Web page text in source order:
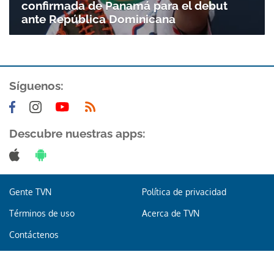
Gracias por suscribirte a nuestro boletín.
confirmada de Panamá para el debut
ante República Dominicana
Síguenos:
Descubre nuestras apps:
Gente TVN Política de privacidad
Términos de uso Acerca de TVN
Contáctenos